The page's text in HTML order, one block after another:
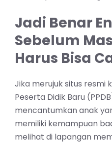
Jadi Benar
Sebelum
Harus Bisa
Jika merujuk situs resmi
Peserta Didik Baru
mencantumkan anak
memiliki kemampuan
melihat di lapangan